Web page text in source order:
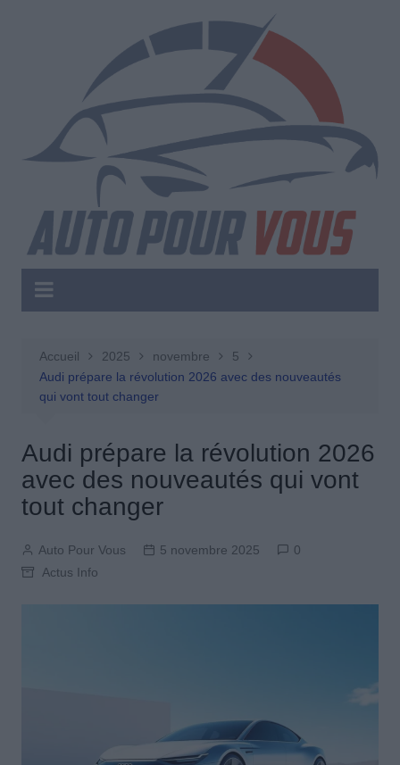
Accueil 2025 novembre
5
Audi prépare la révolution 2026 avec des nouveautés
qui vont tout changer
Audi prépare la révolution 2026
avec des nouveautés qui vont
tout changer
Auto Pour Vous 5 novembre 2025
0
Actus Info